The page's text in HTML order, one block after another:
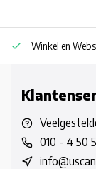
Winkel en
010 - 4 50